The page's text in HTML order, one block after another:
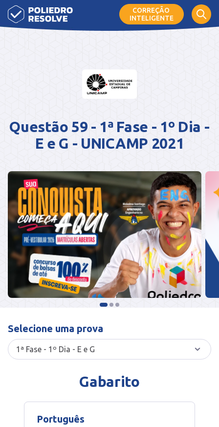
CORREÇÃO
INTELIGENTE
Questão 59 - 1ª Fase - 1º Dia -
E e G - UNICAMP 2021
Selecione uma prova
Gabarito
Português